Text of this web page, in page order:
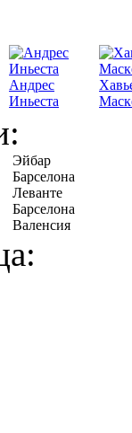
Андрес
Иньеста
Эйбар
Барселона
Леванте
Барселона
Валенсия